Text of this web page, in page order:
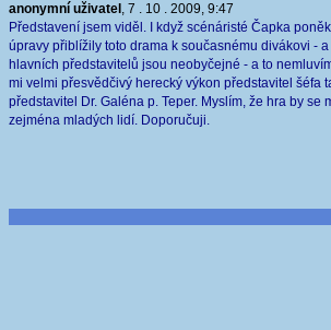
anonymní uživatel , 7 . 10 . 2009, 9:47
Představení jsem viděl. I když scénáristé Čapka
úpravy přiblížily toto drama k současnému divákovi -
hlavních představitelů jsou neobyčejné - a to
mi velmi přesvědčivý herecký výkon představitel šéfa
představitel Dr. Galéna p. Teper. Myslím, že hra by se
zejména mladých lidí. Doporučuji.